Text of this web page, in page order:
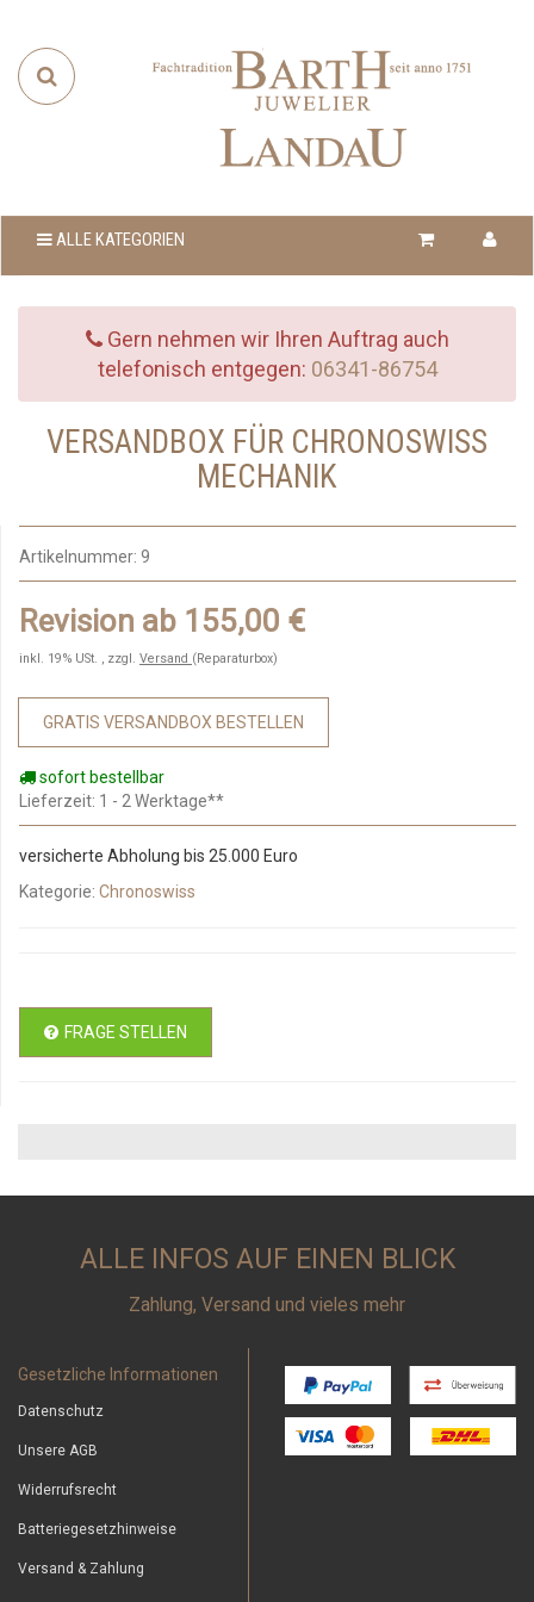
ALLE KATEGORIEN
Gern nehmen wir Ihren Auftrag auch
telefonisch entgegen: 06341-86754
VERSANDBOX FÜR CHRONOSWISS
MECHANIK
Artikelnummer: 9
Revision ab 155,00 €
inkl. 19% USt. , zzgl. Versand (Reparaturbox)
GRATIS VERSANDBOX BESTELLEN
sofort bestellbar
Lieferzeit: 1 - 2 Werktage**
versicherte Abholung bis 25.000 Euro
Kategorie: Chronoswiss
FRAGE STELLEN
ALLE INFOS AUF EINEN BLICK
Zahlung, Versand und vieles mehr
Gesetzliche Informationen
Datenschutz
Unsere AGB
Widerrufsrecht
Batteriegesetzhinweise
Versand & Zahlung